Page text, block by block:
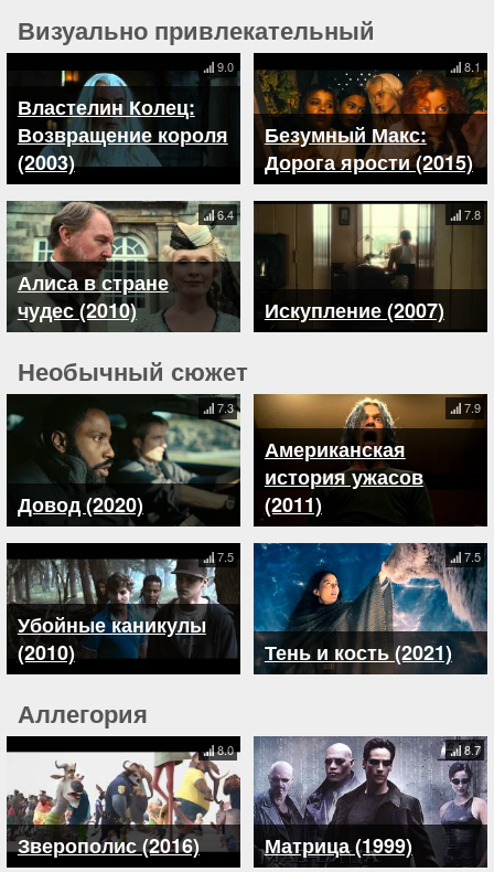
Визуально привлекательный
Властелин Колец:
Возвращение короля
(2003)
9.0
Безумный Макс:
Дорога ярости (2015)
8.1
Алиса в стране
чудес (2010)
6.4
Искупление (2007)
7.8
Необычный сюжет
Довод (2020)
7.3
Американская
история ужасов
(2011)
7.9
Убойные каникулы
(2010)
7.5
Тень и кость (2021)
7.5
Аллегория
Зверополис (2016)
8.0
Матрица (1999)
8.7